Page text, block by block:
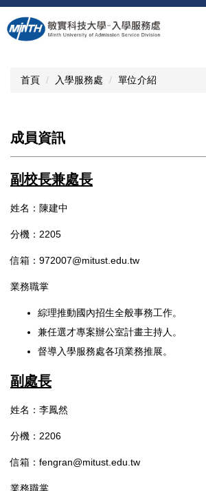
跳
到
主
首頁 入學服務處 單位介紹
成員資訊
副校長兼處長
姓名：陳建中
分機：2205
信箱：972007@mitust.edu.tw
業務職掌
綜理推動國內招生全般事務工作。
兼任選才專案辦公室計畫主持人。
督導入學服務處各項業務推展。
副處長
姓名：李鳳然
分機：2206
信箱：fengran@mitust.edu.tw
業務職掌